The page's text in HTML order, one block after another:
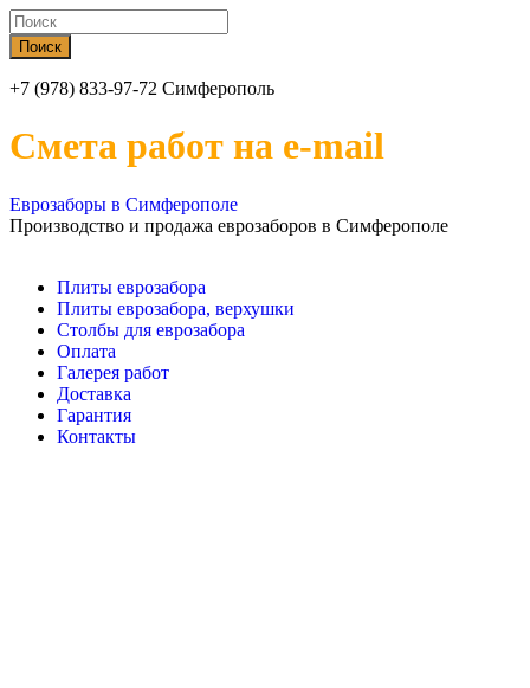
+7 (978) 833-97-72 Симферополь
Смета работ на e-mail
Еврозаборы в Симферополе
Производство и продажа еврозаборов в Симферополе
Плиты еврозабора
Плиты еврозабора, верхушки
Столбы для еврозабора
Оплата
Галерея работ
Доставка
Гарантия
Контакты